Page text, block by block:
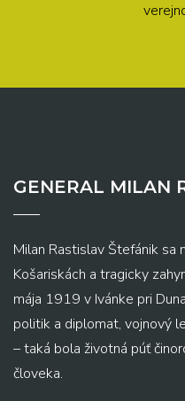
GENERAL MILAN
Milan Rastislav Štefánik
Košariskách a tragicky
mája 1919 v Ivánke pri
politik a diplomat, vojnový
– taká bola životná púť
človeka.